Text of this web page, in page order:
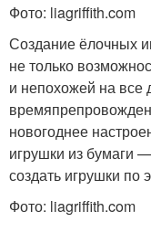
Фото: liagriffith.com
Создание ёлочных
не только
и непохожей на все
новогоднее
игрушки из бумаги
создать игрушки по
Фото: liagriffith.com